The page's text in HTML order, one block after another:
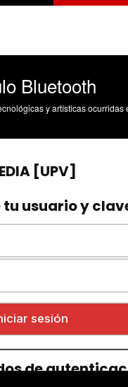
ocurridas en los tres